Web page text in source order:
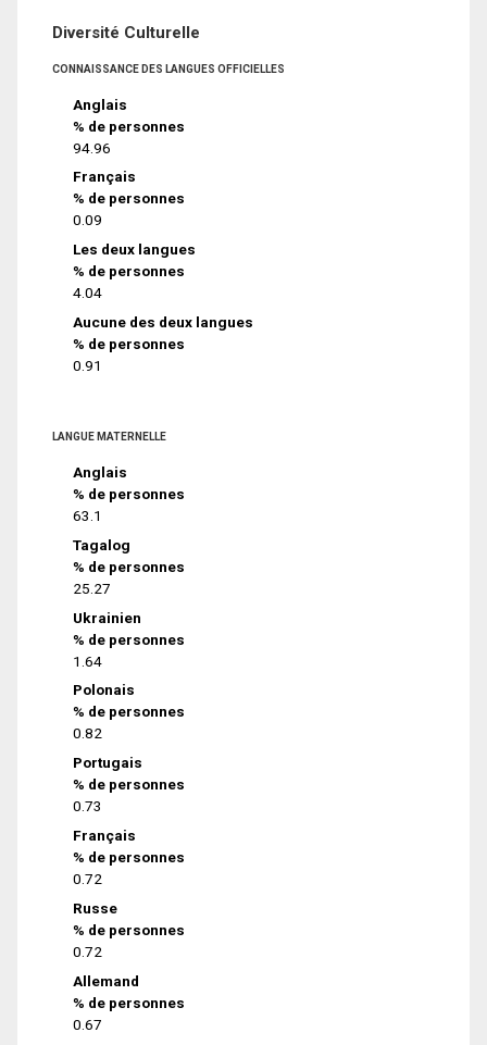
Diversité Culturelle
CONNAISSANCE DES LANGUES OFFICIELLES
Anglais
% de personnes
94.96
Français
% de personnes
0.09
Les deux langues
% de personnes
4.04
Aucune des deux langues
% de personnes
0.91
LANGUE MATERNELLE
Anglais
% de personnes
63.1
Tagalog
% de personnes
25.27
Ukrainien
% de personnes
1.64
Polonais
% de personnes
0.82
Portugais
% de personnes
0.73
Français
% de personnes
0.72
Russe
% de personnes
0.72
Allemand
% de personnes
0.67